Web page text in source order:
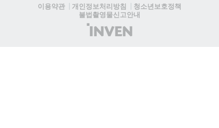
이용약관
개인정보처리방침
청소년보호정책
불법촬영물신고안내
(주)
인